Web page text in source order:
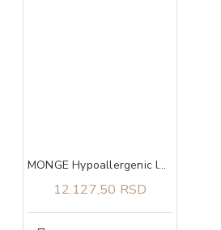
MONGE Hypoallergenic losos I tunjevina za sve rase adult 12kg
12.127,50 RSD